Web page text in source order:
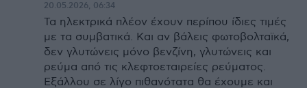
20.05.2026, 06:34
Τα ηλεκτρικά πλέον έχουν περίπου ίδιες τιμές
με τα συμβατικά. Και αν βάλεις φωτοβολταϊκά,
δεν γλυτώνεις μόνο βενζίνη, γλυτώνεις και
ρεύμα από τις κλεφτοεταιρείες ρεύματος.
Εξάλλου σε λίγο πιθανότατα θα έχουμε και